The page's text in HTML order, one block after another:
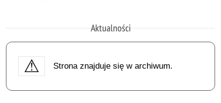
Aktualności
Strona znajduje się w archiwum.